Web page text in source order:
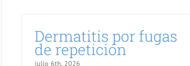
Dermatitis por fugas
de repetición
julio 6th, 2026